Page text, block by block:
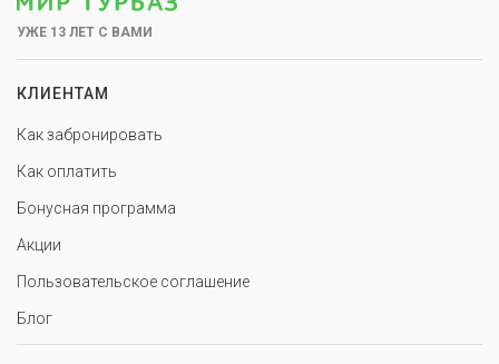
УЖЕ 13 ЛЕТ С ВАМИ
КЛИЕНТАМ
Как забронировать
Как оплатить
Бонусная программа
Акции
Пользовательское соглашение
Блог